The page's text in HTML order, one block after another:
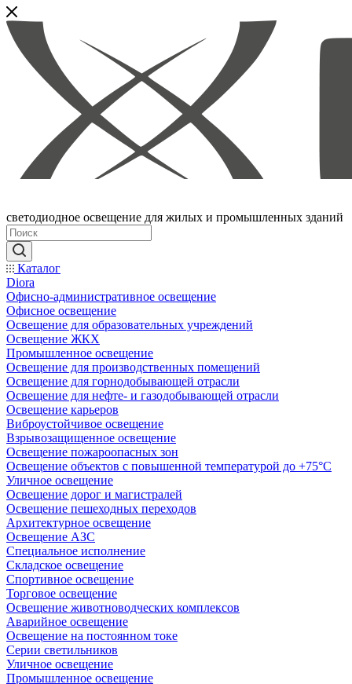
светодиодное освещение для жилых и промышленных зданий
Каталог
Diora
Офисно-административное освещение
Офисное освещение
Освещение для образовательных учреждений
Освещение ЖКХ
Промышленное освещение
Освещение для производственных помещений
Освещение для горнодобывающей отрасли
Освещение для нефте- и газодобывающей отрасли
Освещение карьеров
Виброустойчивое освещение
Взрывозащищенное освещение
Освещение пожароопасных зон
Освещение объектов с повышенной температурой до +75°C
Уличное освещение
Освещение дорог и магистралей
Освещение пешеходных переходов
Архитектурное освещение
Освещение АЗС
Специальное исполнение
Складское освещение
Спортивное освещение
Торговое освещение
Освещение животноводческих комплексов
Аварийное освещение
Освещение на постоянном токе
Серии светильников
Уличное освещение
Промышленное освещение